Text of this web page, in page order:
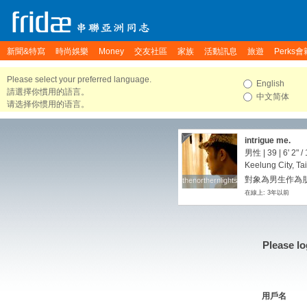
新聞&特寫 時尚娛樂 Money 交友社區 家族 活動訊息 旅遊 Perks會
Please select your preferred language.
請選擇你慣用的語言。
请选择你惯用的语言。
English
中文简体
thenorthernlights
thenorthernlights
intrigue me.
男性 | 39 | 6' 2" /
Keelung City,
對象為男生作為
在線上: 3年以前
Please
用戶名